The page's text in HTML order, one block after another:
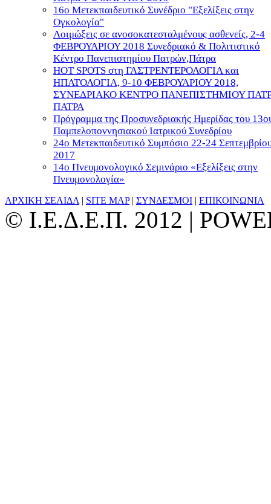
16ο Μετεκπαιδευτικό Συνέδριο "Εξελίξεις στην
Ογκολογία"
Λοιμώξεις σε ανοσοκατεσταλμένους ασθενείς, 2-4
ΦΕΒΡΟΥΑΡΙΟΥ 2018 Συνεδριακό & Πολιτιστικό
Κέντρο Πανεπιστημίου Πατρών,Πάτρα
HOT SPOTS στη ΓΑΣΤΡΕΝΤΕΡΟΛΟΓΙΑ και
ΗΠΑΤΟΛΟΓΙΑ, 9-10 ΦΕΒΡΟΥΑΡΙΟΥ 2018,
ΣΥΝΕΔΡΙΑΚΟ ΚΕΝΤΡΟ ΠΑΝΕΠΙΣΤΗΜΙΟΥ
ΠΑΤΡΑ
Πρόγραμμα της Προσυνεδριακής Ημερίδας του
Παμπελοποννησιακού Ιατρικού Συνεδρίου
24ο Μετεκπαιδευτικό Συμπόσιο 22-24
2017
14ο Πνευμονολογικό Σεμινάριο «Εξελίξεις στην
Πνευμονολογία»
ΑΡΧΙΚΗ ΣΕΛΙΔΑ | SITE MAP| ΣΥΝΔΕΣΜΟΙ | ΕΠΙΚΟΙΝΩΝΙΑ
© Ι.Ε.Δ.Ε.Π. 2012 |